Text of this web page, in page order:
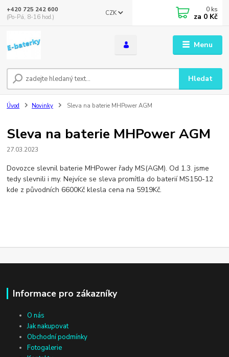
Menu
CZK
Hledat
+420 725 242 600
(Po-Pá, 8-16 hod.)
0 ks
za 0 Kč
Úvod Novinky Sleva na baterie MHPower AGM
Sleva na baterie MHPower AGM
27.03.2023
Dovozce slevnil baterie MHPower řady MS(AGM). Od 1.3. jsme
tedy slevnili i my. Nejvíce se sleva promítla do baterií MS150-12
kde z původních 6600Kč klesla cena na 5919Kč.
Informace pro zákazníky
O nás
Jak nakupovat
Obchodní podmínky
Fotogalerie